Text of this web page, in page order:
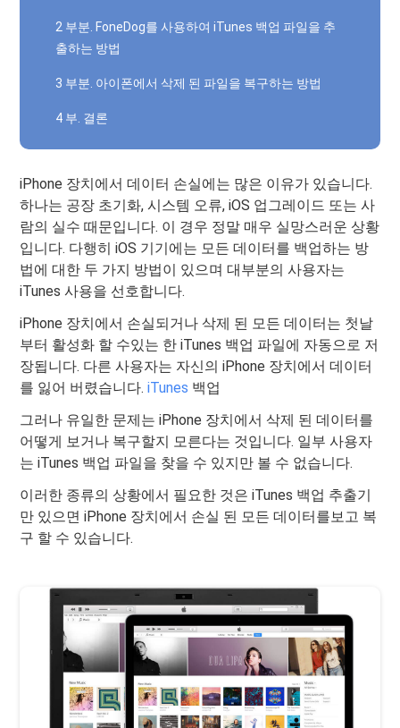
2 부분. FoneDog를 사용하여 iTunes 백업 파일을 추
출하는 방법
3 부분. 아이폰에서 삭제 된 파일을 복구하는 방법
4 부. 결론
iPhone 장치에서 데이터 손실에는 많은 이유가 있습니다.
하나는 공장 초기화, 시스템 오류, iOS 업그레이드 또는 사
람의 실수 때문입니다. 이 경우 정말 매우 실망스러운 상황
입니다. 다행히 iOS 기기에는 모든 데이터를 백업하는 방
법에 대한 두 가지 방법이 있으며 대부분의 사용자는
iTunes 사용을 선호합니다.
iPhone 장치에서 손실되거나 삭제 된 모든 데이터는 첫날
부터 활성화 할 수있는 한 iTunes 백업 파일에 자동으로 저
장됩니다. 다른 사용자는 자신의 iPhone 장치에서 데이터
를 잃어 버렸습니다.iTunes 백업
그러나 유일한 문제는 iPhone 장치에서 삭제 된 데이터를
어떻게 보거나 복구할지 모른다는 것입니다. 일부 사용자
는 iTunes 백업 파일을 찾을 수 있지만 볼 수 없습니다.
이러한 종류의 상황에서 필요한 것은 iTunes 백업 추출기
만 있으면 iPhone 장치에서 손실 된 모든 데이터를보고 복
구 할 수 있습니다.